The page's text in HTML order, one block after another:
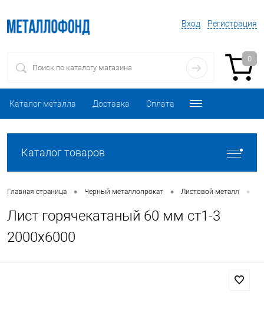
Вход Регистрация
0
Каталог металла Доставка Оплата
Каталог товаров
Главная страница • Черный металлопрокат • Листовой металл •
Лист горячекатаный 60 мм ст1-3
2000х6000